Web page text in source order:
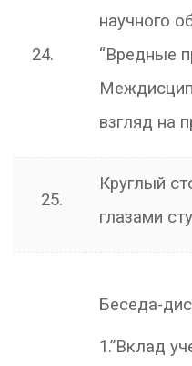
24.
научного
“Вредные
взгляд на
25.
Круглый
глазами
Беседа-
1.”Вклад